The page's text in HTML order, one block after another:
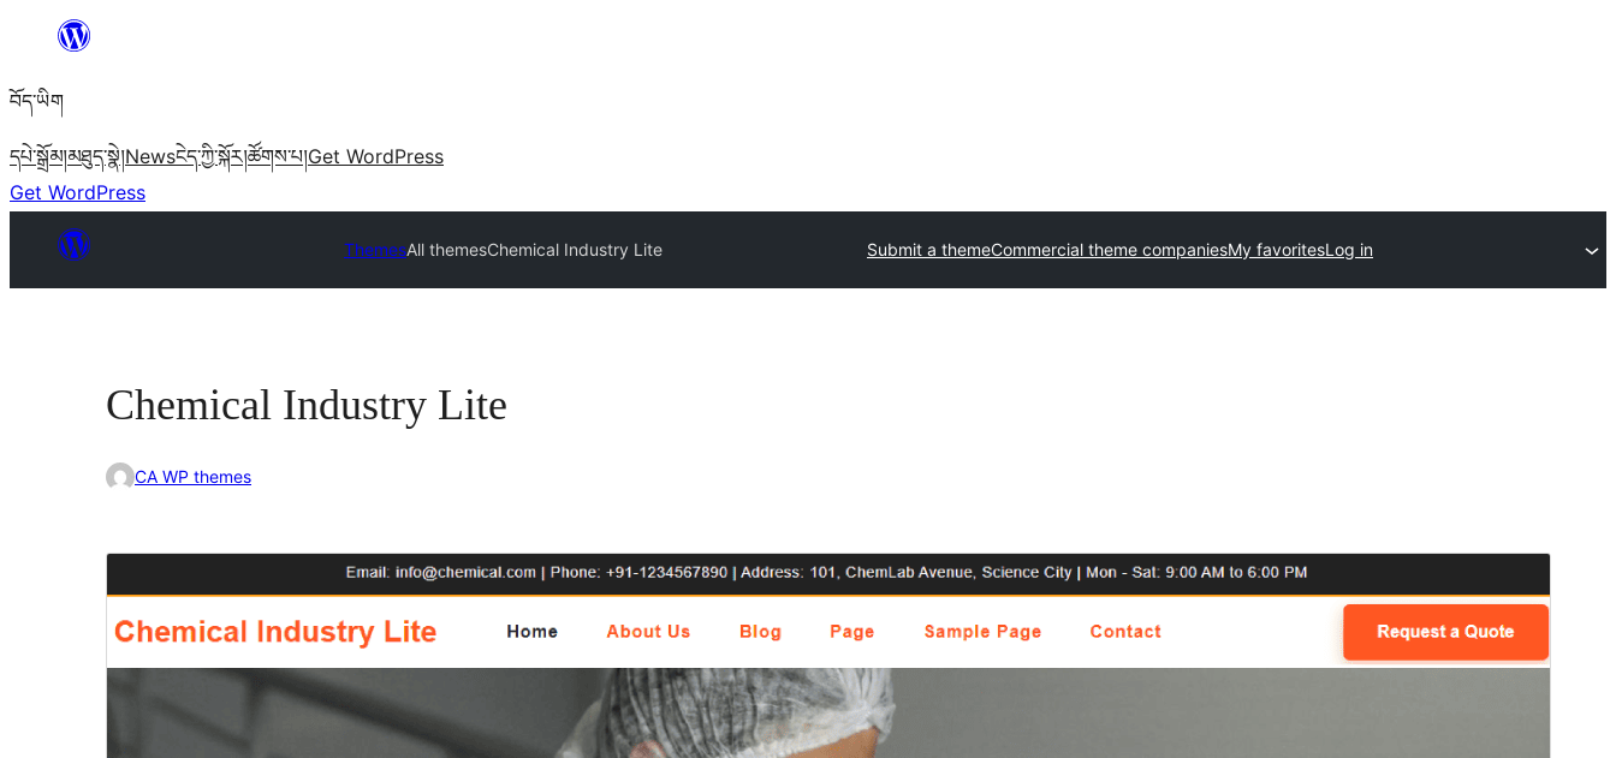
content
བོད་ཡིག
དཔེ་སྒྲོམ།མཐུད་སྣེ།Newsངེད་ཀྱི་སྐོར།ཚོགས་པ།Get WordPress
Get WordPress
ThemesAll themesChemical Industry Lite Submit a themeCommercial theme companiesMy favoritesLog in
Chemical Industry Lite
CA WP themes
སྔོན་ལྟ།ཕབ་ལེན།
2026 ལོའི་ཟླ 4 ཚེས 1 ཉིན།